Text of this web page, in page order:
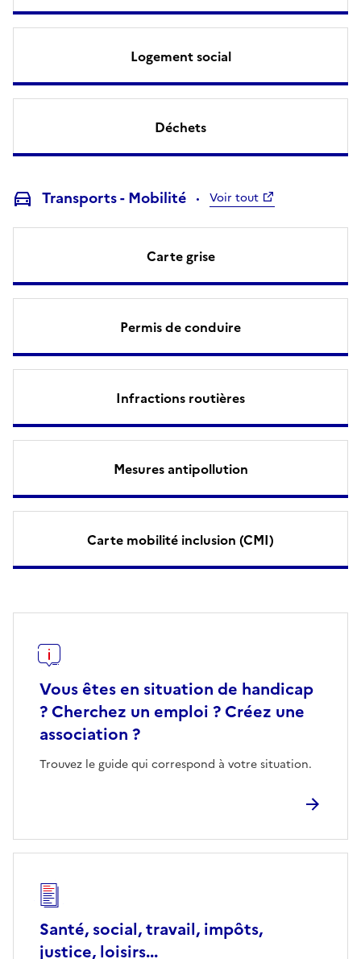
Logement social
Déchets
Transports - Mobilité Voir tout
Carte grise
Permis de conduire
Infractions routières
Mesures antipollution
Carte mobilité inclusion (CMI)
Vous êtes en situation de handicap
? Cherchez un emploi ? Créez une
association ?
Trouvez le guide qui correspond à votre situation.
Santé, social, travail, impôts,
justice, loisirs...